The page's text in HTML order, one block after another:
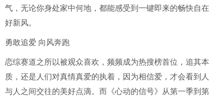
气，无论你身处家中何地，都能感受到一键即来的畅快自在
好新风。
勇敢追爱 向风奔跑
恋综赛道之所以被观众喜欢，频频成为热搜榜首位，追其本
质，还是人们对真情真爱的执着，因为相信爱，才会看到人
与人之间交往的美好点滴。而《心动的信号》从第一季到第